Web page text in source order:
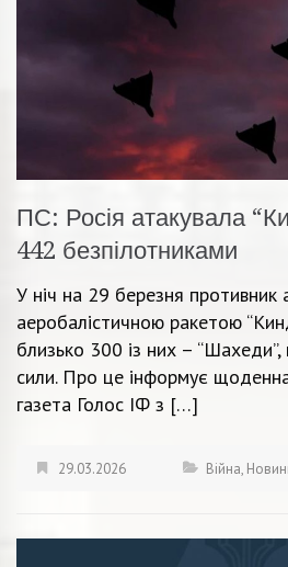
ПС: Росія атакувала
442 безпілотниками
У ніч на 29 березня противник
аеробалістичною ракетою
близько 300 із них – “Шахеди”,
сили. Про це інформує
газета Голос ІФ з […]
29.03.2026 Війна,